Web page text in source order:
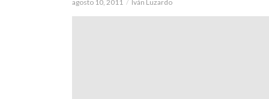
agosto 10, 2011 Iván Luzardo